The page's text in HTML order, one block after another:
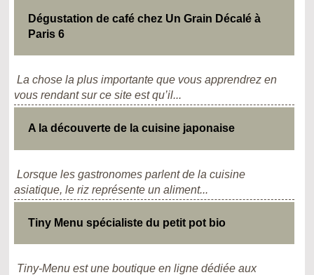
Dégustation de café chez Un Grain Décalé à
Paris 6
La chose la plus importante que vous apprendrez en
vous rendant sur ce site est qu’il...
A la découverte de la cuisine japonaise
Lorsque les gastronomes parlent de la cuisine
asiatique, le riz représente un aliment...
Tiny Menu spécialiste du petit pot bio
Tiny-Menu est une boutique en ligne dédiée aux